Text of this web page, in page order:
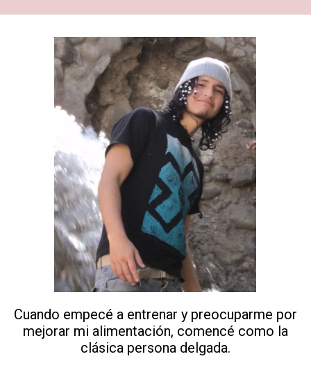
Cuando empecé a entrenar y preocuparme por
mejorar mi alimentación, comencé como la
clásica persona delgada.